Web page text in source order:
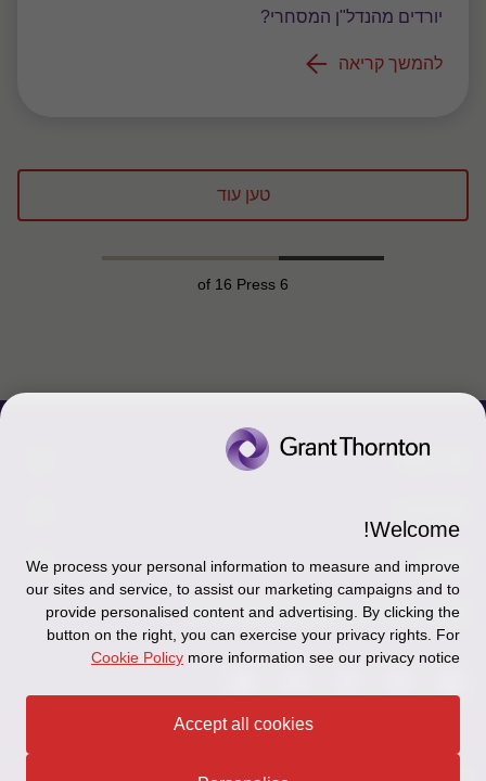
יורדים מהנדל"ן המסחרי?
להמשך קריאה
טען עוד
6
צור קשר
כניסה לעובדים - דוא"ל
כניסה לעובדים - דוחות עבודה
אודותינו
זיכרון והנצחה
תקנון
מדיניות הפרטיות
Disclaimer
Ethics Hotline
עקבו אחרינו ברשתות החברתיות
Welcome!
We process your personal information to measure and improve
our sites and service, to assist our marketing campaigns and to
provide personalised content and advertising. By clicking the
button on the right, you can exercise your privacy rights. For
more information see our privacy notice
Cookie Policy
Accept all cookies